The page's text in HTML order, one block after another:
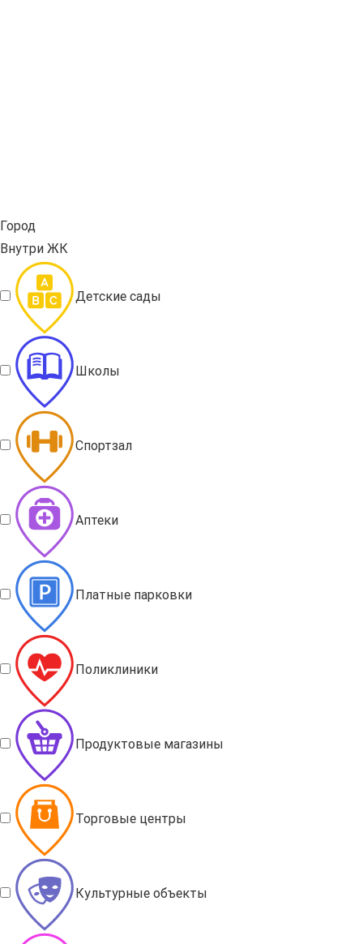
Город
Внутри ЖК
Детские сады
Школы
Спортзал
Аптеки
Платные парковки
Поликлиники
Продуктовые магазины
Торговые центры
Культурные объекты